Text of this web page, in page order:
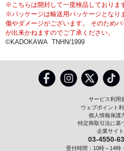
※こちらは開封して一度検品しておりま
※パッケージは輸送用パッケージとなり
傷やダメージがございます。 そのため
が出来かねますのでご了承ください。
©KADOKAWA TNHN/1999
サービス利用
ウェブポイント
個人情報保護
特定商取引法に基
企業サイト
03-4550-
受付時間：10時～14時